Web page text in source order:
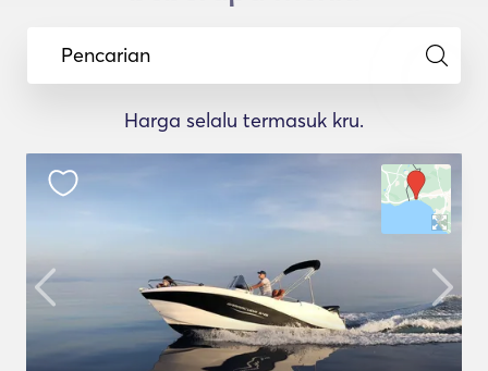
Pencarian
Harga selalu termasuk kru.